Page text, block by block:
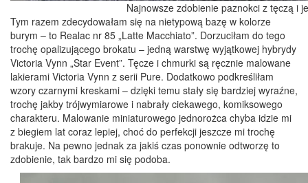
Najnowsze zdobienie paznokci z tęczą i
Tym razem zdecydowałam się na nietypową bazę w kolorze
burym – to Realac nr 85 „Latte Macchiato”. Dorzuciłam do tego
trochę opalizującego brokatu – jedną warstwę wyjątkowej hybrydy
Victoria Vynn „Star Event”. Tęcze i chmurki są ręcznie malowane
lakierami Victoria Vynn z serii Pure. Dodatkowo podkreśliłam
wzory czarnymi kreskami – dzięki temu stały się bardziej wyraźne,
trochę jakby trójwymiarowe i nabrały ciekawego, komiksowego
charakteru. Malowanie miniaturowego jednorożca chyba idzie mi
z biegiem lat coraz lepiej, choć do perfekcji jeszcze mi trochę
brakuje. Na pewno jednak za jakiś czas ponownie odtworzę to
zdobienie, tak bardzo mi się podoba.